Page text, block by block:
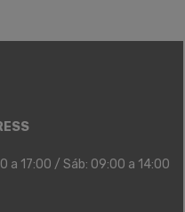
a 17:00 / Sáb: 09:00 a 14:00